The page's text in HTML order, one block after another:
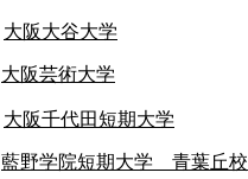
大阪大谷大学
大阪芸術大学
大阪千代田短期大学
藍野学院短期大学 青葉丘校